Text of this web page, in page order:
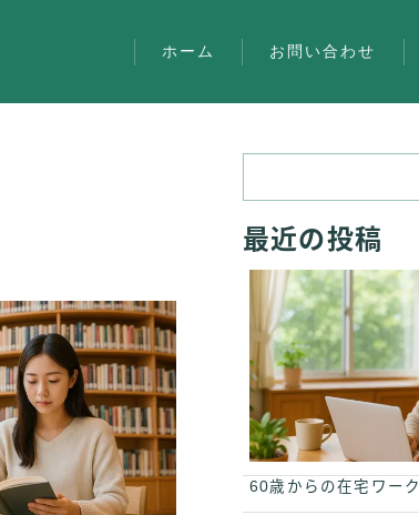
ホーム お問い合わせ
最近の投稿
60歳からの在宅ワーク